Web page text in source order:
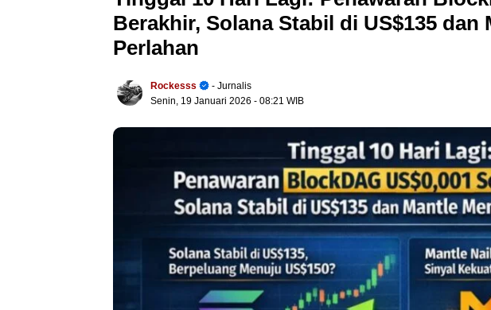
Berakhir, Solana Stabil di US$135 dan
Perlahan
Rockesss
- Jurnalis
Senin, 19 Januari 2026 - 08:21 WIB